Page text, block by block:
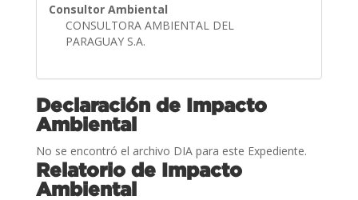
Consultor Ambiental
CONSULTORA AMBIENTAL DEL
PARAGUAY S.A.
Declaración de Impacto
Ambiental
No se encontró el archivo DIA para este Expediente.
Relatorio de Impacto
Ambiental